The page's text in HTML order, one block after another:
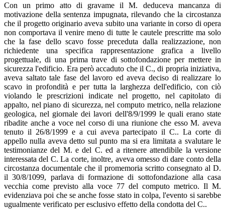
Con un primo atto di gravame il M. deduceva mancanza di
motivazione della sentenza impugnata, rilevando che la circostanza
che il progetto originario aveva subito una variante in corso di opera
non comportava il venire meno di tutte le cautele prescritte ma solo
che la fase dello scavo fosse preceduta dalla realizzazione, non
richiedente una specifica rappresentazione grafica a livello
progettuale, di una prima trave di sottofondazione per mettere in
sicurezza l'edificio. Era però accaduto che il C., di propria iniziativa,
aveva saltato tale fase del lavoro ed aveva deciso di realizzare lo
scavo in profondità e per tutta la larghezza dell'edificio, con ciò
violando le prescrizioni indicate nel progetto, nel capitolato di
appalto, nel piano di sicurezza, nel computo metrico, nella relazione
geologica, nel giornale dei lavori dell'8/9/1999 le quali erano state
ribadite anche a voce nel corso di una riunione che esso M. aveva
tenuto il 26/8/1999 e a cui aveva partecipato il C.. La corte di
appello nulla aveva detto sul punto ma si era limitata a svalutare le
testimonianze del M. e del C. ed a ritenere attendibile la versione
interessata del C. La corte, inoltre, aveva omesso di dare conto della
circostanza documentale che il promemoria scritto consegnato al D.
il 30/8/1099, parlava di formazione di sottofondazione alla casa
vecchia come previsto alla voce 77 del computo metrico. Il M.
evidenziava poi che se anche fosse stato in colpa, l'evento si sarebbe
ugualmente verificato per esclusivo effetto della condotta del C..